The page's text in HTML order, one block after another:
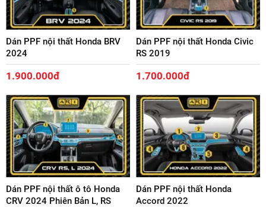
Dán PPF nội thất Honda BRV
2024
1.900.000đ
Dán PPF nội thất Honda Civic
RS 2019
1.700.000đ
Dán PPF nội thất ô tô Honda
CRV 2024 Phiên Bản L, RS
Dán PPF nội thất Honda
Accord 2022